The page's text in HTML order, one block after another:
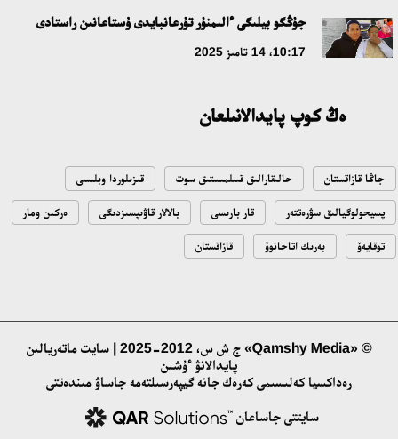
ۇلتتىق ءارحيۆتىڭ اشىلعانىنا 20 جىل: نەگىزگى جەتىستىكتەرى مەن
دامۋ باعىتى
مەملەكەت باسشىسى كوبەيتۇز كولىنىڭ جاي-كۇيىنە نازار اۋداردى
التىن وردا تاريحىن وقىتۋدىڭ يننوۆاسيالىق تاسىلدەرى ەنگىزىلەدى
10:28، 15 شىلدە 2026
«تازا قازاقستان» اياسىندا شالكودەدە 7 تونناعا جۋىق قوقىس
جينالدى: رايىمبەك اۋدانىنداعى ەتنوفەستيۆال ەكولوگيالىق
مادەنيەتتىڭ ۇلگىسىن كورسەتتى
جۇڭگو بيلىگى ءالىمنۇر تۇرعانبايدى ۇستاعانىن راستادى
10:17، 14 تامىز 2025
ەڭ كوپ پايدالانىلعان
جاڭا قازاقستان حالىقارالىق قىىلمىستىق سوت قىزىلوردا وبلىسى
پسيحولوگيالىق سۋرەتتەر قار بارىسى بالالار قاۋىپسىزدىگى ەركىن ومار
توقايەۆ بەرىك اتاحانوۆ قازاقستان
© «Qamshy Media» ج ش س، 2012-2025 | سايت ماتەريالىن
پايدالانۋ ءۇشىن
رەداكسيا كەلىسىمى كەرەك جانە گيپەرسىلتەمە جاساۋ مىندەتتى
سايتتى جاساعان